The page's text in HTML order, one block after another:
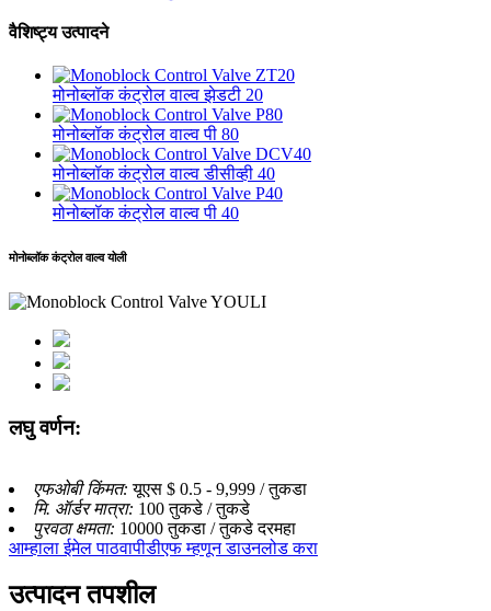
वैशिष्ट्य उत्पादने
मोनोब्लॉक कंट्रोल वाल्व झेडटी 20
मोनोब्लॉक कंट्रोल वाल्व पी 80
मोनोब्लॉक कंट्रोल वाल्व डीसीव्ही 40
मोनोब्लॉक कंट्रोल वाल्व पी 40
मोनोब्लॉक कंट्रोल वाल्व योली
लघु वर्णन:
एफओबी किंमत:यूएस $ 0.5 - 9,999 / तुकडा
मि. ऑर्डर मात्रा: 100 तुकडे / तुकडे
पुरवठा क्षमता: 10000 तुकडा / तुकडे दरमहा
आम्हाला ईमेल पाठवापीडीएफ म्हणून डाउनलोड करा
उत्पादन तपशील